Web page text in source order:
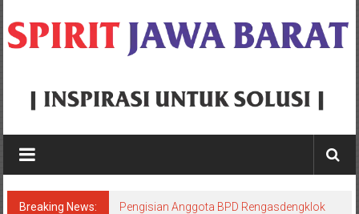
to
content
Spirit
Jawa
Barat
Breaking News:
Pengisian Anggota BPD Rengasdengklok